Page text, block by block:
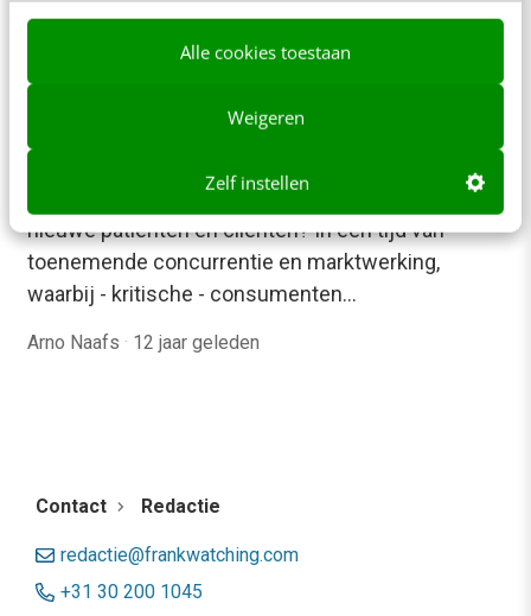
Alle cookies toestaan
Weigeren
Zelf instellen
Aan de slag: zo maak je een online
Hoe krijgen ziekenhuizen en zorgorganisaties
nieuwe patiënten en cliënten? In een tijd van
toenemende concurrentie en marktwerking,
waarbij - kritische - consumenten…
Arno Naafs · 12 jaar geleden
Contact Redactie
redactie@frankwatching.com
+31 30 200 1045